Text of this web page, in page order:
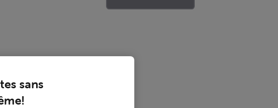
sans